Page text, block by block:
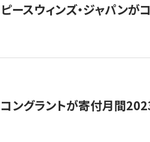
ピースウィンズ・ジャパン
コングラントが寄付月間